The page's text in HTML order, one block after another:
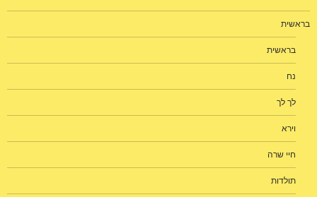
בראשית
בראשית
נח
לך לך
וירא
חיי שרה
תולדות